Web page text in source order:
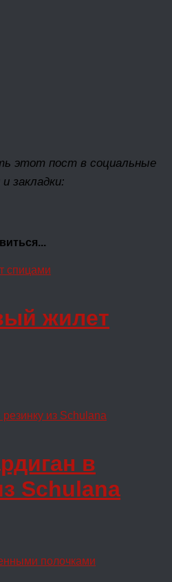
этот пост в социальные
закладки:
жилет
в
Schulana